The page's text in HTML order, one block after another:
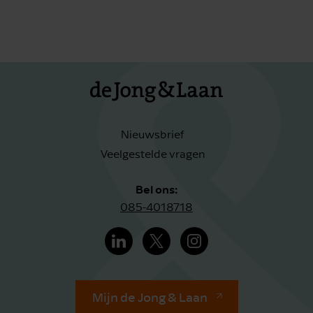
Nieuwsbrief
Veelgestelde vragen
Bel ons:
085-4018718
Mijn de Jong & Laan